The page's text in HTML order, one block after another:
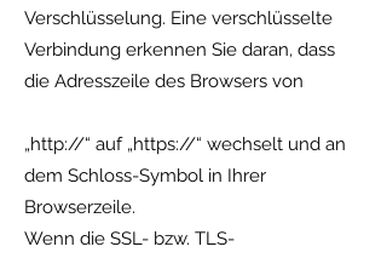
Verschlüsselung. Eine verschlüsselte
Verbindung erkennen Sie daran, dass
die Adresszeile des Browsers von
„http://“ auf „https://“ wechselt und an
dem Schloss-Symbol in Ihrer
Browserzeile.
Wenn die SSL- bzw. TLS-